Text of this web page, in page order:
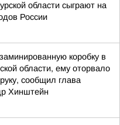
области сыграют на
России
коробку в
области, ему оторвало
сообщил глава
Хинштейн